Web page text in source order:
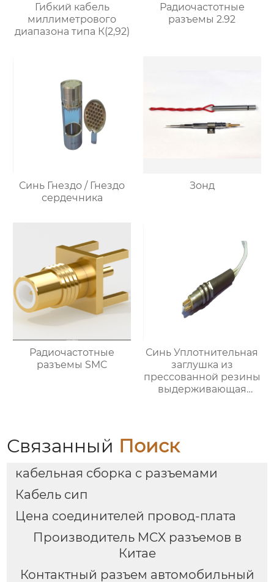
Гибкий кабель
миллиметрового
диапазона типа К(2,92)
Радиочастотные
разъемы 2.92
Синь Гнездо / Гнездо
сердечника
Зонд
Радиочастотные
разъемы SMC
Синь Уплотнительная
заглушка из
прессованной резины
выдерживающая
Связанный Поиск
кабельная сборка с разъемами
Кабель сип
Цена соединителей провод-плата
Производитель MCX разъемов в
Китае
Контактный разъем автомобильный